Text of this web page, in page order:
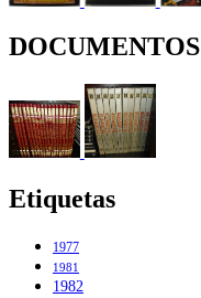
DOCUMENTOS
Etiquetas
1977
1981
1982